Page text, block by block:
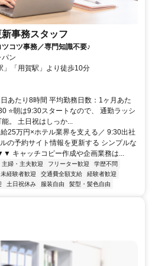
事務スタッフ
コツ事務／専門知識不要♪
ン
」「用賀駅」より徒歩10分
あたり8時間 平均勤務日数：1ヶ月あた
⭐朝は9:30スタートなので、 通勤ラッシ
。 土日祝はしっか...
25万円×ホテル業界を支える／ 9:30出社
の予約サイト情報を更新する シンプルな
キャッチコピー作成や企画業務は...
主婦・主夫歓迎 フリーター歓迎
学歴不問
未経験者歓迎 交通費全額支給
経験者歓迎
土日祝休み 服装自由 髪型・髪色自由